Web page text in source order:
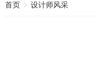
首页 设计师风采